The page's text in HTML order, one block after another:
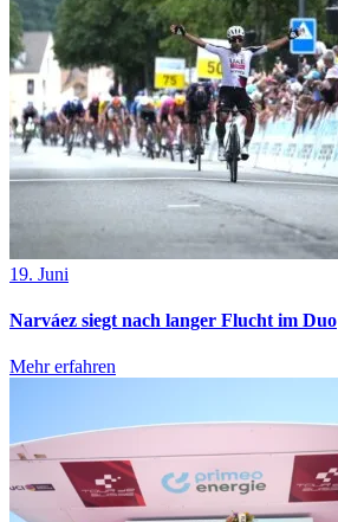
19. Juni
Narváez siegt nach langer Flucht im Duo
Mehr erfahren